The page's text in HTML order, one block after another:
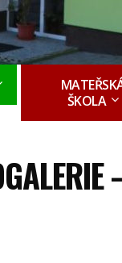
ŠKOLA